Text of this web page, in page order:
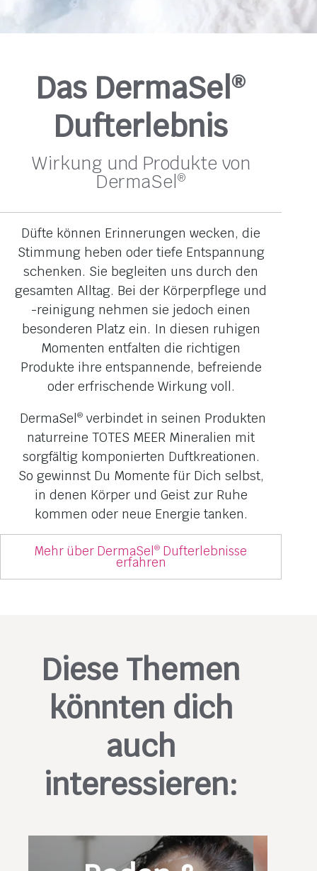
Das DermaSel ®
Dufterlebnis
Wirkung und Produkte von
DermaSel ®
Düfte können Erinnerungen wecken, die
Stimmung heben oder tiefe Entspannung
schenken. Sie begleiten uns durch den
gesamten Alltag. Bei der Körperpflege und
-reinigung nehmen sie jedoch einen
besonderen Platz ein. In diesen ruhigen
Momenten entfalten die richtigen
Produkte ihre entspannende, befreiende
oder erfrischende Wirkung voll.
DermaSel®verbindet in seinen Produkten
naturreine TOTES MEER Mineralien mit
sorgfältig komponierten Duftkreationen.
So gewinnst Du Momente für Dich selbst,
in denen Körper und Geist zur Ruhe
kommen oder neue Energie tanken.
Mehr über DermaSel ® Dufterlebnisse
erfahren
Diese Themen
könnten dich
auch
interessieren: